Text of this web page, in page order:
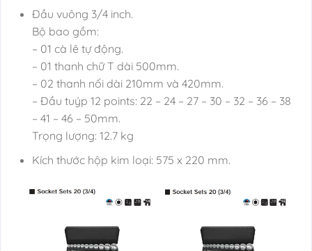
Đầu vuông 3/4 inch.
Bộ bao gồm:
– 01 cà lê tự động.
– 01 thanh chữ T dài 500mm.
– 02 thanh nối dài 210mm và 420mm.
– Đầu tuýp 12 points: 22 – 24 – 27 – 30 – 32 – 36 – 38
– 41 – 46 – 50mm.
Trọng lượng: 12.7 kg
Kích thước hộp kim loại: 575 x 220 mm.